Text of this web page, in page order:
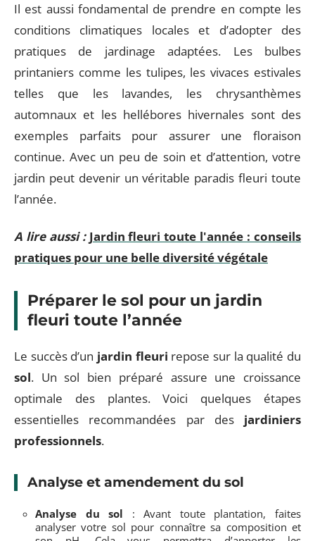
Il est aussi fondamental de prendre en compte les
conditions climatiques locales et d’adopter des
pratiques de jardinage adaptées. Les bulbes
printaniers comme les tulipes, les vivaces estivales
telles que les lavandes, les chrysanthèmes
automnaux et les hellébores hivernales sont des
exemples parfaits pour assurer une floraison
continue. Avec un peu de soin et d’attention, votre
jardin peut devenir un véritable paradis fleuri toute
l’année.
A lire aussi : Jardin fleuri toute l'année : conseils
pratiques pour une belle diversité végétale
Préparer le sol pour un jardin
fleuri toute l’année
Le succès d’un jardin fleuri repose sur la qualité du
sol. Un sol bien préparé assure une croissance
optimale des plantes. Voici quelques étapes
essentielles recommandées par des jardiniers
professionnels.
Analyse et amendement du sol
Analyse du sol : Avant toute plantation, faites
analyser votre sol pour connaître sa composition et